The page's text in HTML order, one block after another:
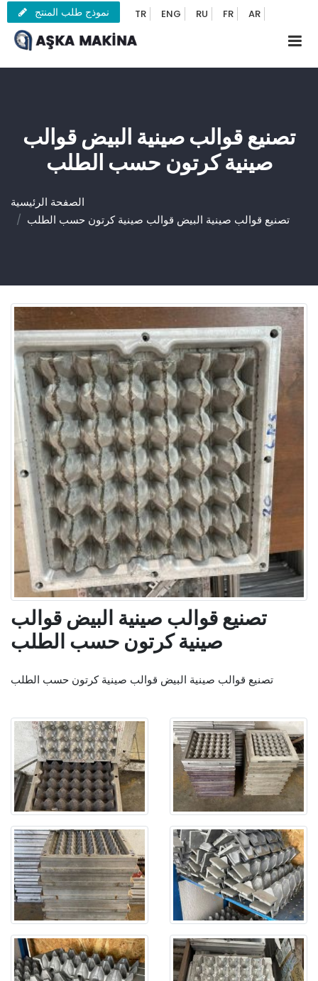
TR ENG RU FR AR نموذج طلب المنتج
تصنيع قوالب صينية البيض قوالب
صينية كرتون حسب الطلب
الصفحة الرئيسية
تصنيع قوالب صينية البيض قوالب صينية كرتون حسب الطلب
تصنيع قوالب صينية البيض قوالب
صينية كرتون حسب الطلب
تصنيع قوالب صينية البيض قوالب صينية كرتون حسب الطلب